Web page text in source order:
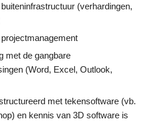
(verhardingen,
met de gangbare
(Word, Excel, Outlook,
met tekensoftware (vb.
en kennis van 3D software is